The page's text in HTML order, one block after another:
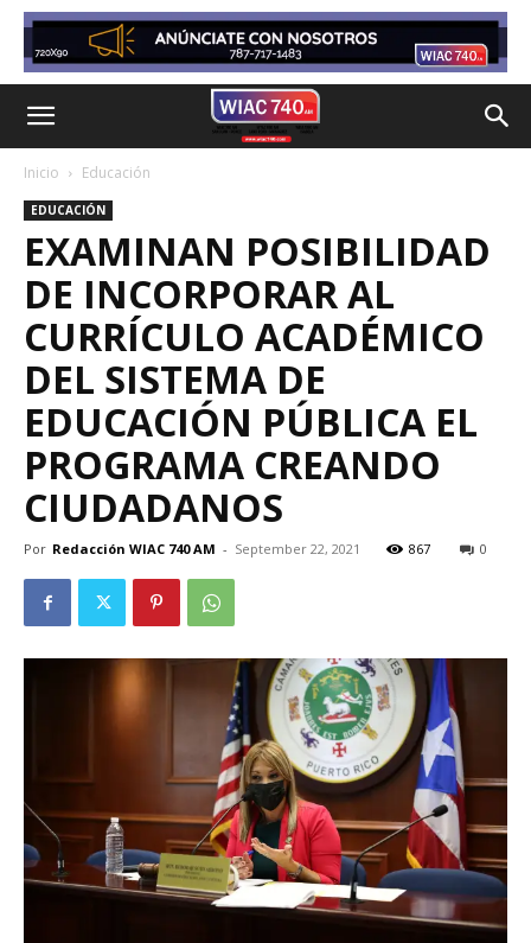
Inicio Educación
EDUCACIÓN
EXAMINAN POSIBILIDAD
DE INCORPORAR AL
CURRÍCULO ACADÉMICO
DEL SISTEMA DE
EDUCACIÓN PÚBLICA EL
PROGRAMA CREANDO
CIUDADANOS
Por Redacción WIAC 740 AM - September 22, 2021 867 0